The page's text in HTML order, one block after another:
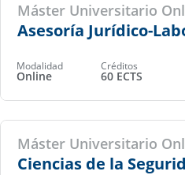
Máster Universitario
Asesoría Jurídico-
Modalidad
Online
Créditos
60 ECTS
Máster Universitario
Ciencias de la